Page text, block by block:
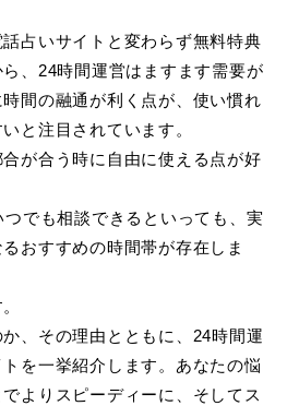
占いサイトと変わらず無料特典
、24時間運営はますます需要が
間の融通が利く点が、使い慣れ
と注目されています。
が合う時に自由に使える点が好
でも相談できるといっても、実
おすすめの時間帯が存在しま
、その理由とともに、24時間運
を一挙紹介します。あなたの悩
よりスピーディーに、そしてス